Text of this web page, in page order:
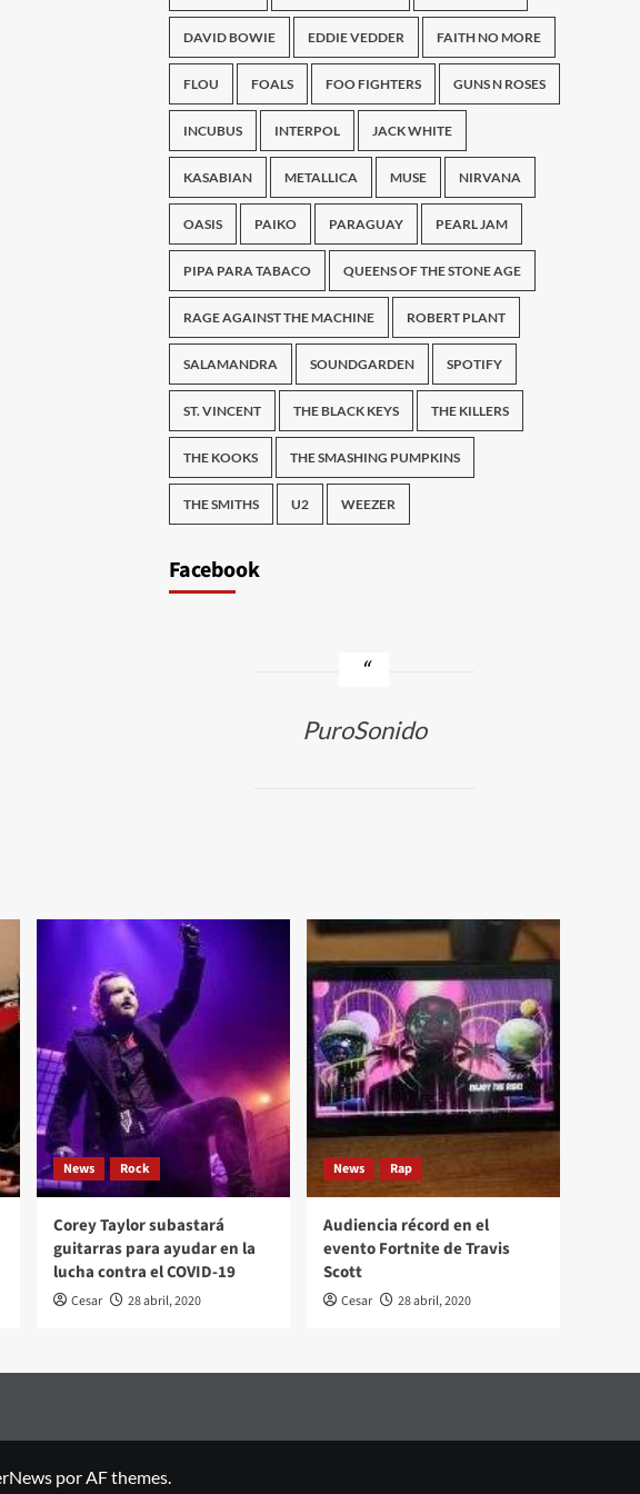
DAVID BOWIE EDDIE VEDDER FAITH NO MORE
FLOU FOALS FOO FIGHTERS GUNS N ROSES
INCUBUS INTERPOL JACK WHITE
KASABIAN METALLICA MUSE NIRVANA
OASIS PAIKO PARAGUAY PEARL JAM
PIPA PARA TABACO QUEENS OF THE STONE AGE
RAGE AGAINST THE MACHINE ROBERT PLANT
SALAMANDRA SOUNDGARDEN SPOTIFY
ST. VINCENT THE BLACK KEYS THE KILLERS
THE KOOKS THE SMASHING PUMPKINS
THE SMITHS U2 WEEZER
Facebook
PuroSonido
News Rock
Corey Taylor subastará
guitarras para ayudar en la
lucha contra el COVID-19
Cesar 28 abril, 2020
News Rap
Audiencia récord en el
evento Fortnite de Travis
Scott
Cesar 28 abril, 2020
por AF themes.